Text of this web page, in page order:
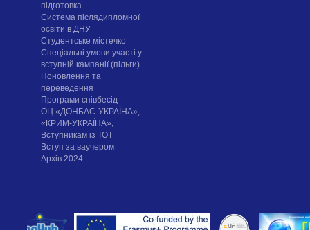
підготовка
Система післядипломної
освіти в ДНУ
Cтудентське містечко
Спеціальні умови участі у
вступній кампанії (пільги)
Поновлення та
переведення
Програми співбесід
ОЦ «ДОНБАС-УКРАЇНА»,
«КРИМ-УКРАЇНА»,
Вступникам із ТОТ
Вступ за ваучером
Архів 2024